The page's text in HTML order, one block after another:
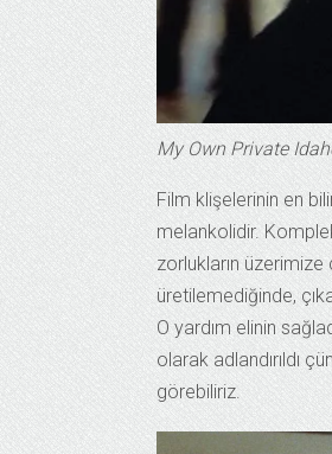
My Own Private
Film klişelerinin en
melankolidir.
zorlukların
üretilemediğinde,
O yardım elinin
olarak adlandırıldı
görebiliriz.